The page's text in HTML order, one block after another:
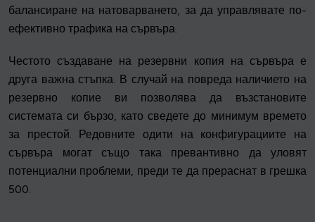
балансиране на натоварването, за да управлявате по-
ефективно трафика на сървъра.
Честото създаване на резервни копия на сървъра е
друга важна стъпка. В случай на повреда наличието на
резервно копие ви позволява да възстановите
системата си бързо, като сведете до минимум времето
за престой. Редовните одити на конфигурациите на
сървъра могат също така превантивно да уловят
потенциални проблеми, преди те да прераснат в грешка
500.